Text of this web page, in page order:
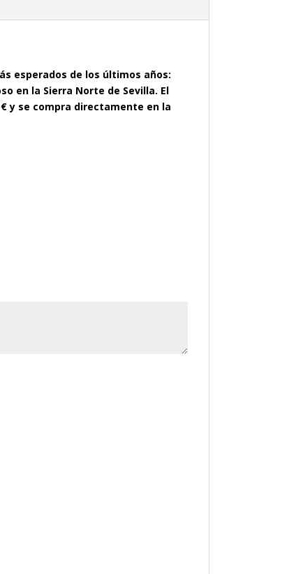
esperados de los últimos años:
en la Sierra Norte de Sevilla. El
y se compra directamente en la